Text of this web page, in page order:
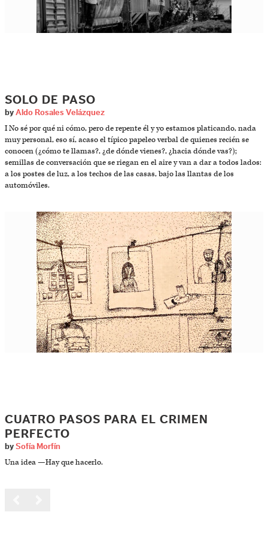
SOLO DE PASO
by Aldo Rosales Velázquez
I No sé por qué ni cómo, pero de repente él y yo estamos platicando, nada
muy personal, eso sí, acaso el típico papeleo verbal de quienes recién se
conocen (¿cómo te llamas?, ¿de dónde vienes?, ¿hacia dónde vas?);
semillas de conversación que se riegan en el aire y van a dar a todos lados:
a los postes de luz, a los techos de las casas, bajo las llantas de los
automóviles.
CUATRO PASOS PARA EL CRIMEN
PERFECTO
by Sofía Morfín
Una idea —Hay que hacerlo.